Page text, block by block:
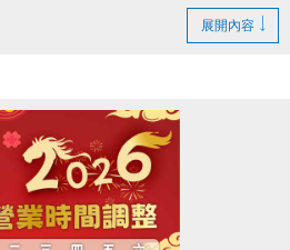
敬老愛心卡至本中心領取
健康，
心意
展開內容